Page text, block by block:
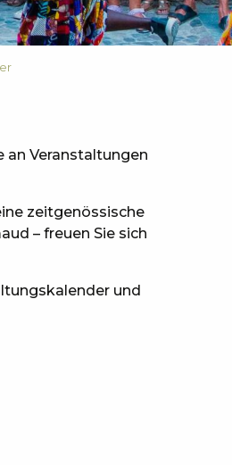
an Veranstaltungen
zeitgenössische
– freuen Sie sich
und
favoris